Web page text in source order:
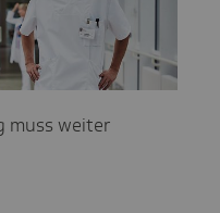
muss weiter